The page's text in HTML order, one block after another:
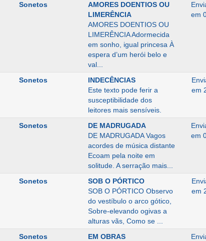
Sonetos
AMORES DOENTIOS OU
LIMERÊNCIA
AMORES DOENTIOS OU
LIMERÊNCIA Adormecida
em sonho, igual princesa À
espera d’um herói belo e
val...
em
Sonetos
INDECÊNCIAS
Este texto pode ferir a
susceptibilidade dos
leitores mais sensíveis.
em
Sonetos
DE MADRUGADA
DE MADRUGADA Vagos
acordes de música distante
Ecoam pela noite em
solitude. A serração mais...
em
Sonetos
SOB O PÓRTICO
SOB O PÓRTICO Observo
do vestíbulo o arco gótico,
Sobre-elevando ogivas a
alturas vãs, Como se ...
em
Sonetos
EM OBRAS